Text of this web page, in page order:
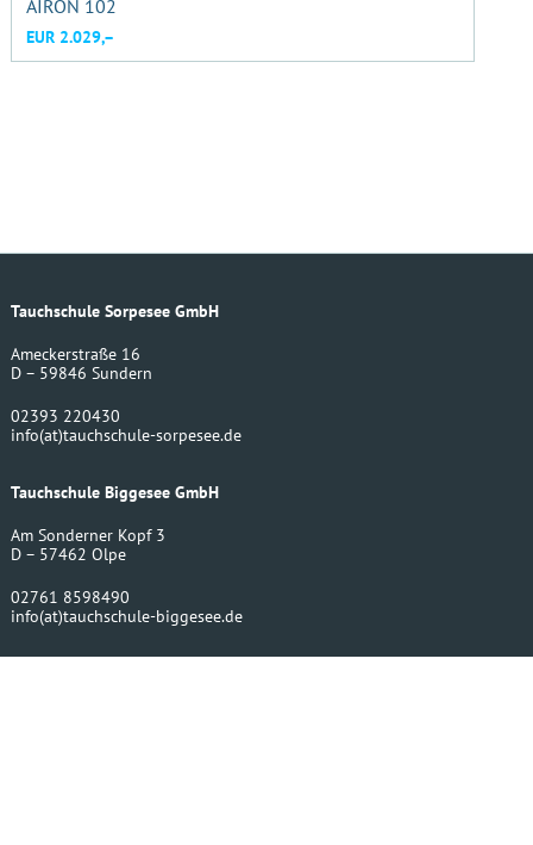
AIRON 102
EUR 2.029,–
Tauchschule Sorpesee GmbH
Ameckerstraße 16
D – 59846 Sundern
02393 220430
info(at)tauchschule-sorpesee.de
Tauchschule Biggesee GmbH
Am Sonderner Kopf 3
D – 57462 Olpe
02761 8598490
info(at)tauchschule-biggesee.de